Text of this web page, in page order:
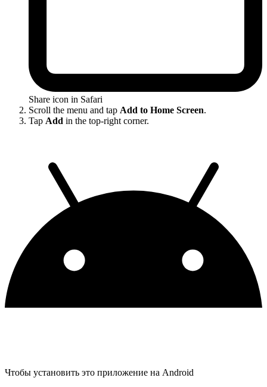
Share icon in Safari
Scroll the menu and tap Add to Home Screen.
Tap Add in the top-right corner.
Чтобы установить это приложение на Android